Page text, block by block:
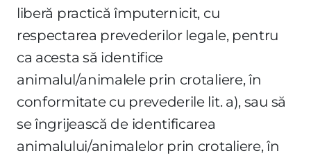
liberă practică împuternicit, cu
respectarea prevederilor legale, pentru
ca acesta să identifice
animalul/animalele prin crotaliere, în
conformitate cu prevederile lit. a), sau să
se îngrijească de identificarea
animalului/animalelor prin crotaliere, în